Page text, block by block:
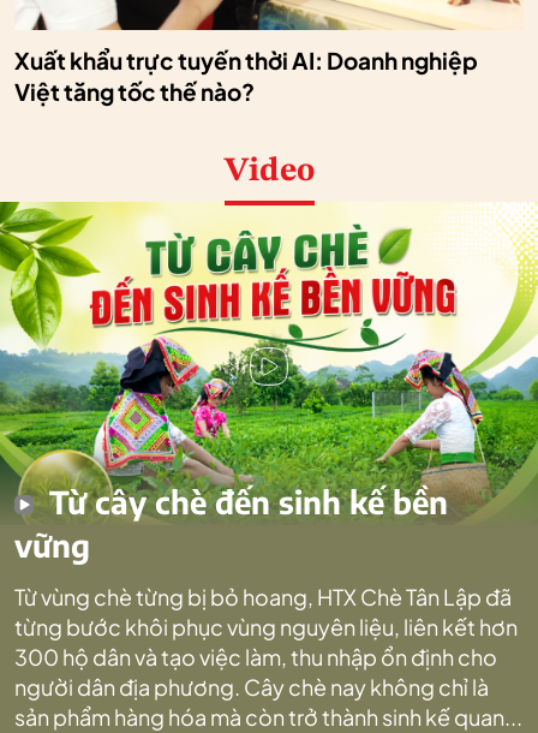
Xuất khẩu trực tuyến thời AI: Doanh nghiệp
Việt tăng tốc thế nào?
Video
Từ cây chè đến sinh kế bền
vững
Từ vùng chè từng bị bỏ hoang, HTX Chè Tân Lập đã
từng bước khôi phục vùng nguyên liệu, liên kết hơn
300 hộ dân và tạo việc làm, thu nhập ổn định cho
người dân địa phương. Cây chè nay không chỉ là
sản phẩm hàng hóa mà còn trở thành sinh kế quan...